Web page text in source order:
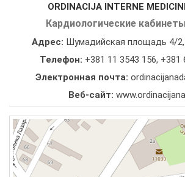
ORDINACIJA INTERNE
Кардиологические
Адрес: Шумадийская площадь 4/
Телефон: +381 11 3543 156, +381
Электронная почта:
Веб-сайт: